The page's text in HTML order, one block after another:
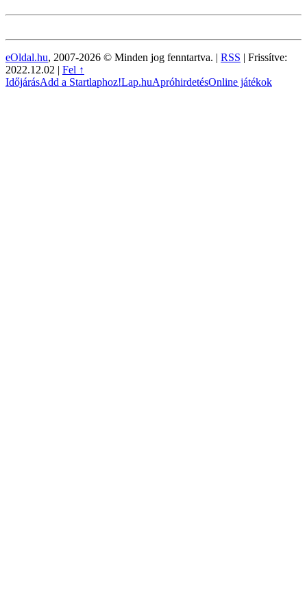
eOldal.hu, 2007-2026 © Minden jog fenntartva. | RSS | Frissítve:
2022.12.02 | Fel ↑
IdőjárásAdd a Startlaphoz!Lap.huApróhirdetésOnline játékok